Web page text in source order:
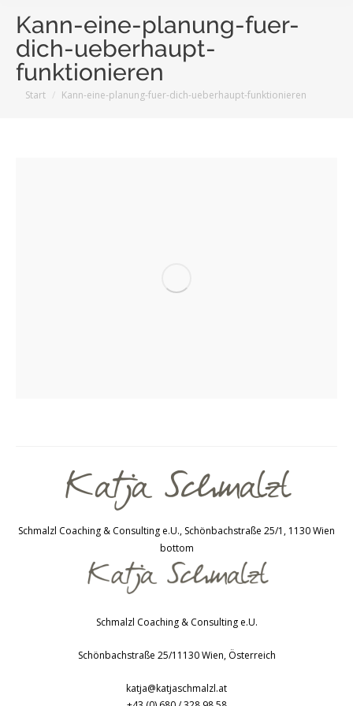
Kann-eine-planung-fuer-
dich-ueberhaupt-
funktionieren
Sie befinden sich hier:
Start Kann-eine-planung-fuer-dich-ueberhaupt-funktionieren
Schmalzl Coaching & Consulting e.U., Schönbachstraße 25/1, 1130 Wien
bottom
Schmalzl Coaching & Consulting e.U.
Schönbachstraße 25/1 1130 Wien, Österreich
katja@katjaschmalzl.at